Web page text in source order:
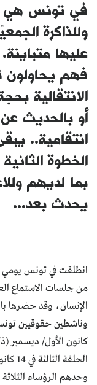
في تونس هي
وللذاكرة
عليها
فهم يحاولون
الانتقالية
أو بالحديث
انتقامية..
الخطوة
بما لديهم
يحدث بعد...
من جلسات الاستماع
الإنسان، وقد حضرها
كانون الأول/ ديسمبر
وحدهم الرؤساء